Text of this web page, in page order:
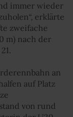
immer wieder
erklärte
zweifache
m) nach der
an
auf Platz
von rund